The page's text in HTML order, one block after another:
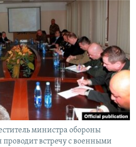
министра обороны
встречу с военными